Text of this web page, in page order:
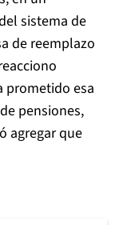
sistema de
de reemplazo
prometido esa
pensiones,
agregar que